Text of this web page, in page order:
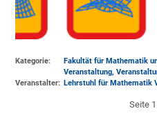
Kategorie:
Fakultät für Mathematik
Veranstaltung,
Veranstalter: Lehrstuhl für Mathematik
Seite